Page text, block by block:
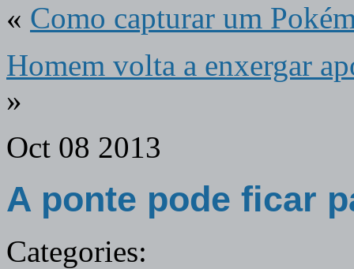
« Como capturar um
Homem volta a enxergar
»
Oct 08 2013
A ponte pode ficar
Categories: